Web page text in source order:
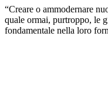
“Creare o ammodernare
quale ormai, purtroppo, le
fondamentale nella loro